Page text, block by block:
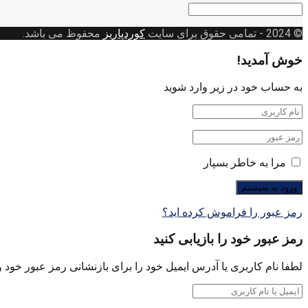
دسته
© 2024
- تمامی حقوق برای سایت کوردپاریز محفوظ می باشد.
خوش آمدید!
به حساب خود در زیر وارد شوید
مرا به خاطر بسپار
رمز عبور را فراموش کرده اید؟
رمز عبور خود را بازیابی کنید
لطفا نام کاربری یا آدرس ایمیل خود را برای بازنشانی رمز عبور خود